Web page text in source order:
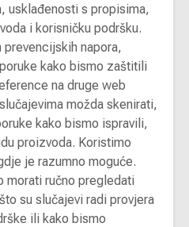
usklađenosti s propisima,
i korisničku podršku.
prevencijskih napora,
kako bismo zaštitili
na druge web
možda skenirati,
kako bismo ispravili,
proizvoda. Koristimo
je razumno moguće.
morati ručno pregledati
su slučajevi radi provjera
ili kako bismo